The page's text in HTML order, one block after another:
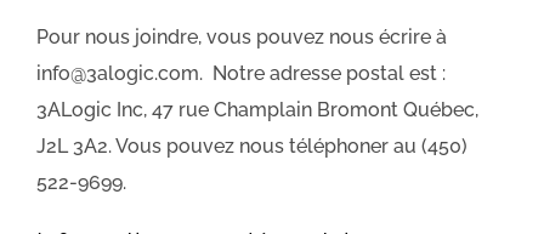
Pour nous joindre, vous pouvez nous écrire à
info@3alogic.com. Notre adresse postal est :
3ALogic Inc, 47 rue Champlain Bromont Québec,
J2L 3A2. Vous pouvez nous téléphoner au (450)
522-9699.